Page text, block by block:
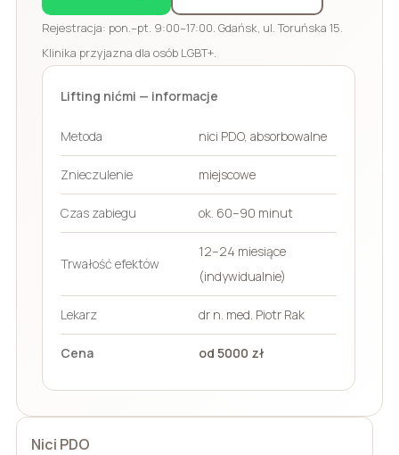
Rejestracja: pon.–pt. 9:00–17:00. Gdańsk, ul. Toruńska 15.
Klinika przyjazna dla osób LGBT+.
Lifting nićmi — informacje
Metoda nici PDO, absorbowalne
Znieczulenie miejscowe
Czas zabiegu ok. 60–90 minut
Trwałość efektów
12–24 miesiące
(indywidualnie)
Lekarz dr n. med. Piotr Rak
Cena od 5000 zł
Nici PDO